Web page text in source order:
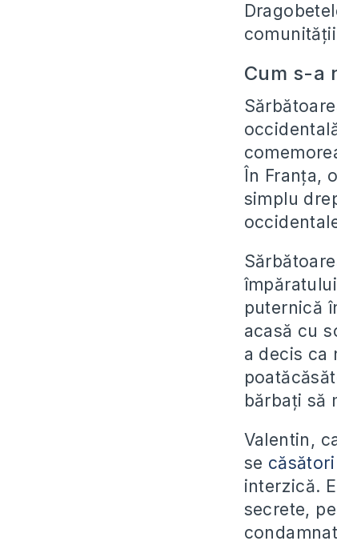
Cum s-a
În Franța,
simplu
puternică
acasă cu
a decis ca
bărbați să
Valentin,
se căsători
interzică.
secrete,